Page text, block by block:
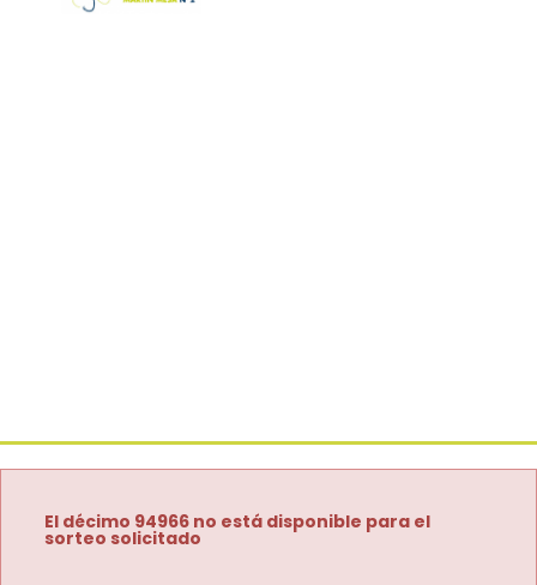
El décimo 94966 no está disponible para el
sorteo solicitado